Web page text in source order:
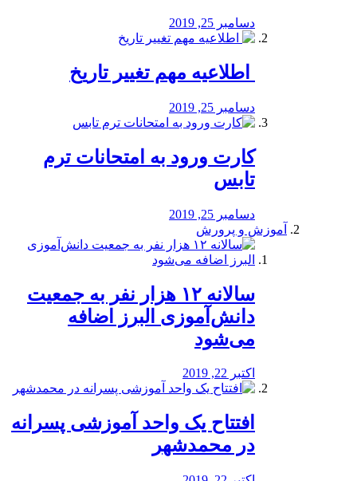
دسامبر 25, 2019
️ اطلاعیه مهم تغییر تاریخ
دسامبر 25, 2019
کارت ورود به امتحانات ترم
تابس
دسامبر 25, 2019
آموزش و پرورش
️سالانه ۱۲ هزار نفر به جمعیت
دانش‌آموزی البرز اضافه
می‌شود
اکتبر 22, 2019
افتتاح یک واحد آموزشی پسرانه
در محمدشهر